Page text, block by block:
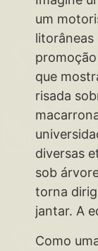
um
litorâneas
que
risada
diversas
sob
torna
jantar. A
Como